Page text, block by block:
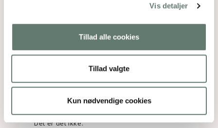
Vis detaljer
Tillad alle cookies
Tillad valgte
Kun nødvendige cookies
komme på rugbrødet
at du bliver bedre til at
lave store portioner af
børnevenlig mad, som du
kan have på lager til travle
dage
Lyder det som ren
ønsketænkning?
Det er det ikke.